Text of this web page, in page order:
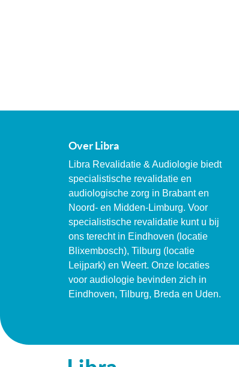
Over Libra
Libra Revalidatie & Audiologie biedt
specialistische revalidatie en
audiologische zorg in Brabant en
Noord- en Midden-Limburg. Voor
specialistische revalidatie kunt u bij
ons terecht in Eindhoven (locatie
Blixembosch), Tilburg (locatie
Leijpark) en Weert. Onze locaties
voor audiologie bevinden zich in
Eindhoven, Tilburg, Breda en Uden.